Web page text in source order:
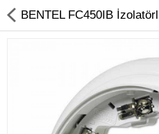
Kameralar